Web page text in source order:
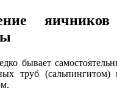
бывает
труб (сальпингитом)